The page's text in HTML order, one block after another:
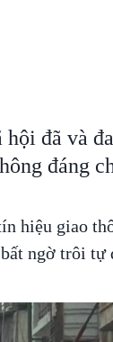
đã và
đáng
hiệu giao
ngờ trôi tự